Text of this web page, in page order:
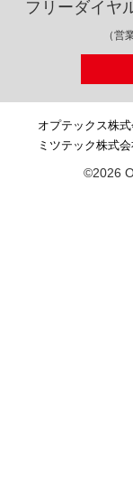
フリーダイヤ
（営
オプテックス株
ミツテック株式
©2026